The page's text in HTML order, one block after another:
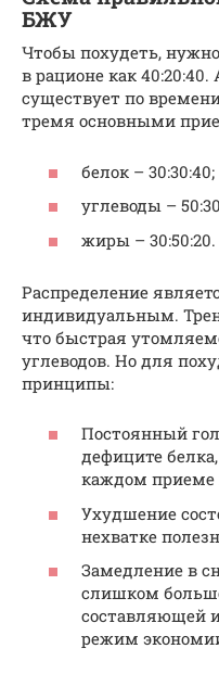
БЖУ
Чтобы похудеть,
в рационе как
существует по
тремя основными
белок – 30:30:40;
углеводы –
жиры – 30:50:20.
Распределение
индивидуальным.
что быстрая
углеводов. Но для
принципы:
Постоянный
дефиците
каждом
Ухудшение
нехватке
Замедление в
слишком
составляющей
режим